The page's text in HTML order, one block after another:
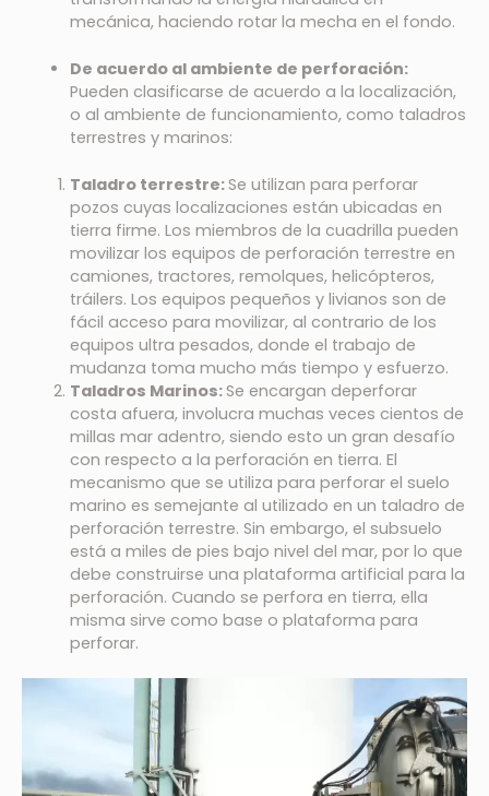
mecánica, haciendo rotar la mecha en el fondo.
De acuerdo al ambiente de perforación:
Pueden clasificarse de acuerdo a la localización,
o al ambiente de funcionamiento, como taladros
terrestres y marinos:
Taladro terrestre:Se utilizan para perforar
pozos cuyas localizaciones están ubicadas en
tierra firme. Los miembros de la cuadrilla pueden
movilizar los equipos de perforación terrestre en
camiones, tractores, remolques, helicópteros,
tráilers. Los equipos pequeños y livianos son de
fácil acceso para movilizar, al contrario de los
equipos ultra pesados, donde el trabajo de
mudanza toma mucho más tiempo y esfuerzo.
Taladros Marinos:Se encargan deperforar
costa afuera, involucra muchas veces cientos de
millas mar adentro, siendo esto un gran desafío
con respecto a la perforación en tierra. El
mecanismo que se utiliza para perforar el suelo
marino es semejante al utilizado en un taladro de
perforación terrestre. Sin embargo, el subsuelo
está a miles de pies bajo nivel del mar, por lo que
debe construirse una plataforma artificial para la
perforación. Cuando se perfora en tierra, ella
misma sirve como base o plataforma para
perforar.